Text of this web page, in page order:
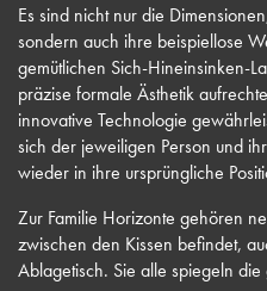
Es sind nicht nur die
sondern auch ihre beispiellose
gemütlichen Sich-Hineinsinken-
präzise formale Ästhetik
innovative Technologie
sich der jeweiligen Person und
wieder in ihre ursprüngliche
Zur Familie Horizonte gehören
zwischen den Kissen befindet,
Ablagetisch. Sie alle spiegeln